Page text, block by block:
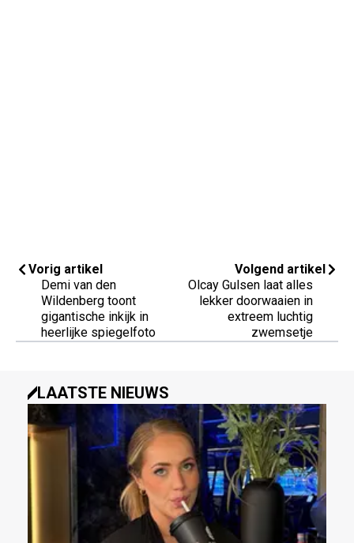
Vorig artikel
Demi van den
Wildenberg toont
gigantische inkijk in
heerlijke spiegelfoto
Volgend artikel
Olcay Gulsen laat alles
lekker doorwaaien in
extreem luchtig
zwemsetje
LAATSTE NIEUWS